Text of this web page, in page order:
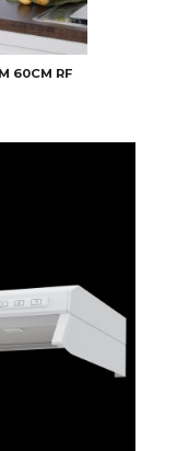
60CM RF